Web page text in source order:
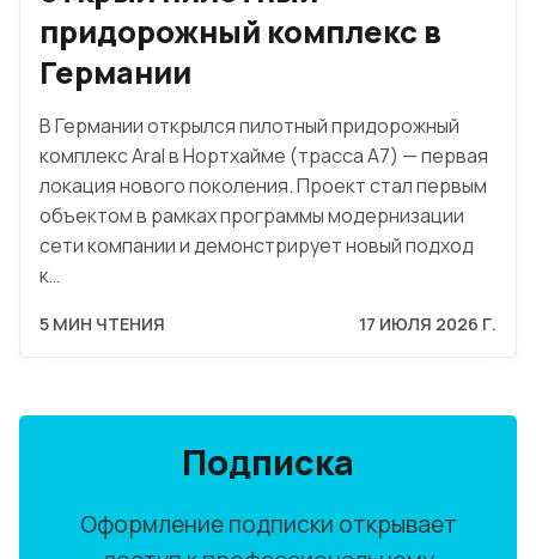
придорожный комплекс в
Германии
В Германии открылся пилотный придорожный
комплекс Aral в Нортхайме (трасса A7) — первая
локация нового поколения. Проект стал первым
объектом в рамках программы модернизации
сети компании и демонстрирует новый подход
к…
5 МИН ЧТЕНИЯ 17 ИЮЛЯ 2026 Г.
Подписка
Оформление подписки открывает